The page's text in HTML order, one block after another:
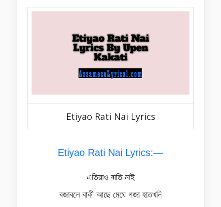
Etiyao Rati Nai Lyrics
Etiyao Rati Nai Lyrics:—
এতিয়াও ৰাতি নাই
বজাবলে বাকী আছে মেঘে গজা হাতখনি